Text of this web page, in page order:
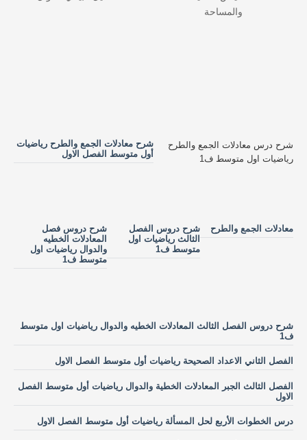
والمساحة
شرح درس معادلات الجمع والطرح
رياضيات اول متوسط ف1
شرح معادلات الجمع والطرح رياضيات
أول متوسط الفصل الاول
معادلات الجمع والطرح
شرح دروس الفصل
الثالث رياضيات اول
متوسط ف1
شرح دروس فصل
المعادلات الخطيه
والدوال رياضيات اول
متوسط ف1
شرح دروس الفصل الثالث المعادلات الخطيه والدوال رياضيات اول متوسط
ف1
الفصل الثاني الاعداد الصحيحة رياضيات أول متوسط الفصل الاول
الفصل الثالث الجبر المعادلات الخطية والدوال رياضيات أول متوسط الفصل
الاول
درس الخطوات الأربع لحل المسألة رياضيات أول متوسط الفصل الاول